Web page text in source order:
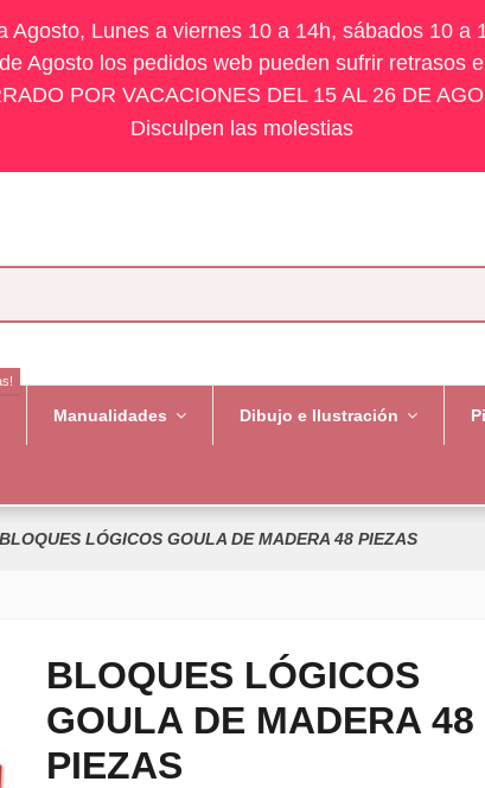
Agosto, Lunes a viernes 10 a 14h, sábados 10 a
Agosto los pedidos web pueden sufrir retrasos
POR VACACIONES DEL 15 AL 26 DE
Disculpen las molestias
Manualidades Dibujo e Ilustración
BLOQUES LÓGICOS GOULA DE MADERA 48 PIEZAS
BLOQUES LÓGICOS
GOULA DE MADERA 48
PIEZAS
JUEGO DE
MADERA